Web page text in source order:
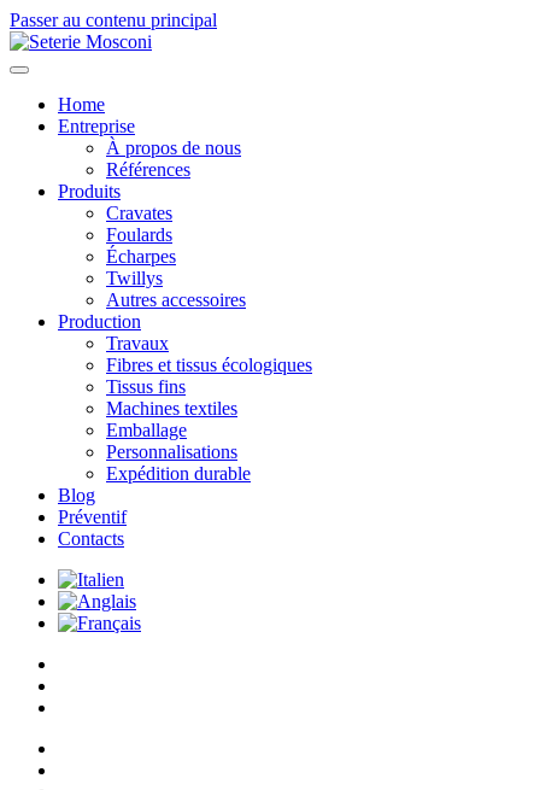
Passer au contenu principal
Home
Entreprise
À propos de nous
Références
Produits
Cravates
Foulards
Écharpes
Twillys
Autres accessoires
Production
Travaux
Fibres et tissus écologiques
Tissus fins
Machines textiles
Emballage
Personnalisations
Expédition durable
Blog
Préventif
Contacts